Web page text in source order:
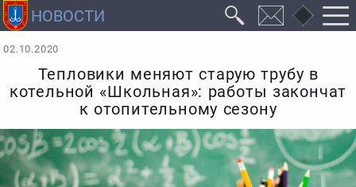
02.10.2020
Тепловики меняют старую трубу в
котельной «Школьная»: работы закончат
к отопительному сезону